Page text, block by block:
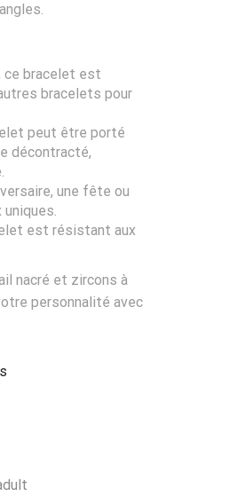
ce bracelet est
bracelets pour
peut être porté
décontracté,
une fête ou
est résistant aux
nacré et zircons à
personnalité avec